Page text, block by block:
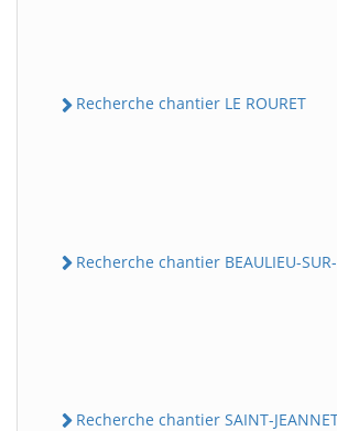
Recherche chantier LE ROURET
Recherche chantier BEAULIEU-
Recherche chantier SAINT-